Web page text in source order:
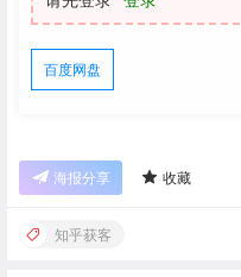
百度网盘
海报分享 收藏
知乎获客